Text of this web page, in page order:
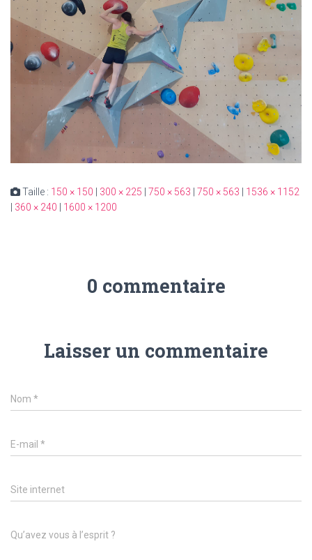
Taille : 150 × 150 | 300 × 225 | 750 × 563 | 750 × 563 | 1536 × 1152
| 360 × 240 | 1600 × 1200
0 commentaire
Laisser un commentaire
Nom *
E-mail *
Site internet
Qu’avez vous à l’esprit ?